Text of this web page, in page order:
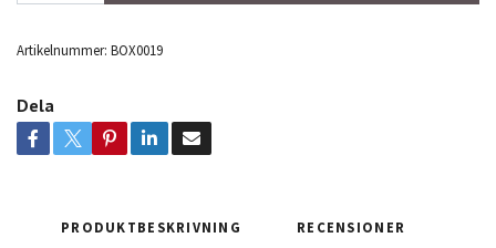
Artikelnummer: BOX0019
Dela
PRODUKTBESKRIVNING RECENSIONER